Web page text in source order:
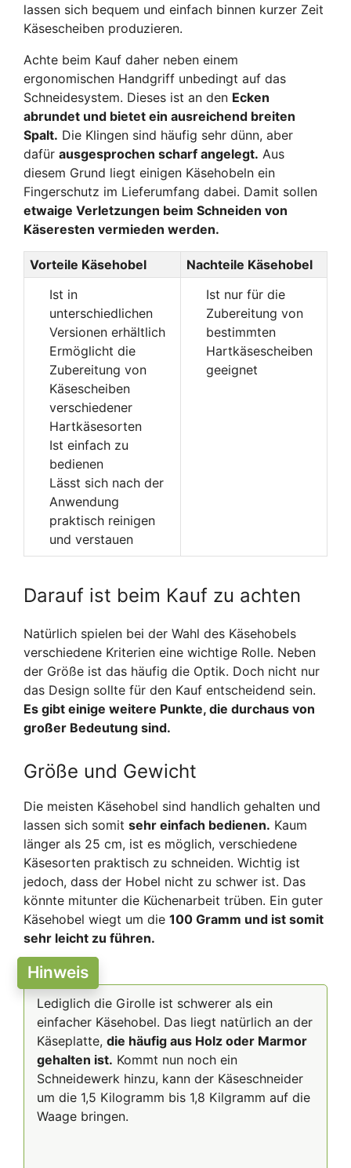
lassen sich bequem und einfach binnen kurzer Zeit
Käsescheiben produzieren.
Achte beim Kauf daher neben einem
ergonomischen Handgriff unbedingt auf das
Schneidesystem. Dieses ist an den Ecken
abrundet und bietet ein ausreichend breiten
Spalt. Die Klingen sind häufig sehr dünn, aber
dafür ausgesprochen scharf angelegt. Aus
diesem Grund liegt einigen Käsehobeln ein
Fingerschutz im Lieferumfang dabei. Damit sollen
etwaige Verletzungen beim Schneiden von
Käseresten vermieden werden.
Vorteile Käsehobel
Nachteile Käsehobel
Ist in
unterschiedlichen
Versionen erhältlich
Ermöglicht die
Zubereitung von
Käsescheiben
verschiedener
Hartkäsesorten
Ist einfach zu
bedienen
Lässt sich nach der
Anwendung
praktisch reinigen
und verstauen
Ist nur für die
Zubereitung von
bestimmten
Hartkäsescheiben
geeignet
Darauf ist beim Kauf zu achten
Natürlich spielen bei der Wahl des Käsehobels
verschiedene Kriterien eine wichtige Rolle. Neben
der Größe ist das häufig die Optik. Doch nicht nur
das Design sollte für den Kauf entscheidend sein.
Es gibt einige weitere Punkte, die durchaus von
großer Bedeutung sind.
Größe und Gewicht
Die meisten Käsehobel sind handlich gehalten und
lassen sich somit sehr einfach bedienen. Kaum
länger als 25 cm, ist es möglich, verschiedene
Käsesorten praktisch zu schneiden. Wichtig ist
jedoch, dass der Hobel nicht zu schwer ist. Das
könnte mitunter die Küchenarbeit trüben. Ein guter
Käsehobel wiegt um die 100 Gramm und ist somit
sehr leicht zu führen.
Hinweis
Lediglich die Girolle ist schwerer als ein
einfacher Käsehobel. Das liegt natürlich an der
Käseplatte, die häufig aus Holz oder Marmor
gehalten ist. Kommt nun noch ein
Schneidewerk hinzu, kann der Käseschneider
um die 1,5 Kilogramm bis 1,8 Kilgramm auf die
Waage bringen.